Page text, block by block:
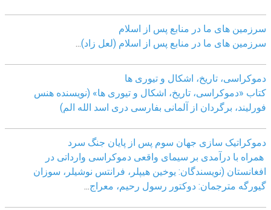
سرزمین های ما در منابع پس از اسلام
سرزمین های ما در منابع پس از اسلام (لعل زاد)
دموکراسی، تاريخ، اشکال و تيوری ها
کتاب «دموکراسی، تاريخ، اشکال و تيوری ها» (نويسنده هنس
فورليند، برگردان از آلمانی بفارسی دری اسد الله الم)
دموکراتیک سازی جهان سوم پس از پایان جنگ سرد
همراه با درآمدی بر سیمای واقعی دموکراسی وارداتی در
افغانستان (نویسندگان: یوخین هیپلر، فرانتس نوشیلر، سوزان
گیورگه مترجمان: دوکتور رسول رحیم، معراج